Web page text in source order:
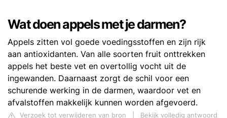
Wat doen appels met je darmen?
Appels zitten vol goede voedingsstoffen en zijn rijk
aan antioxidanten. Van alle soorten fruit onttrekken
appels het beste vet en overtollig vocht uit de
ingewanden. Daarnaast zorgt de schil voor een
schurende werking in de darmen, waardoor vet en
afvalstoffen makkelijk kunnen worden afgevoerd.
Verzoek tot verwijderen van bron Bekijk volledig antwoord